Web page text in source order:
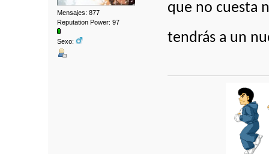
Mensajes: 877
Reputation Power: 97
Sexo:
que no cuesta
tendrás a un